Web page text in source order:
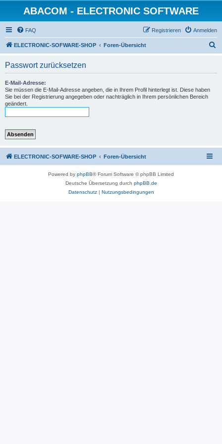
ABACOM - ELECTRONIC SOFTWARE
FAQ Anmelden
Registrieren
ELECTRONIC-SOFWARE-SHOP Foren-Übersicht
Passwort zurücksetzen
E-Mail-Adresse:
Sie müssen die E-Mail-Adresse angeben, die in Ihrem Profil hinterlegt ist. Diese haben
Sie bei der Registrierung angegeben oder nachträglich in Ihrem persönlichen Bereich
geändert.
ELECTRONIC-SOFWARE-SHOP Foren-Übersicht
Powered by phpBB® Forum Software © phpBB Limited
Deutsche Übersetzung durch phpBB.de
Datenschutz| Nutzungsbedingungen